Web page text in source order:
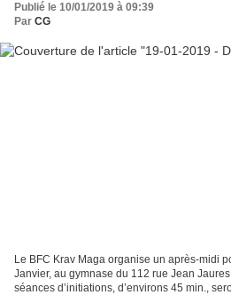
Publié le 10/01/2019 à 09:39
Par CG
Le BFC Krav Maga organise un après-midi
Janvier, au gymnase du 112 rue Jean
séances d’initiations, d’environs 45 min.,